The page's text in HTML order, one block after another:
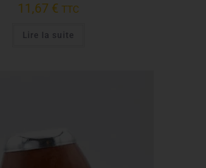
11,67 € TTC
Lire la suite